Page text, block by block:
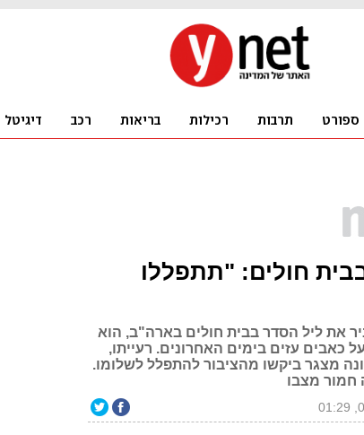
חולים: "תתפללו
את ליל הסדר בבית חולים בארה"ב, הוא
כאבים עזים בימים האחרונים. רעייתו,
מצגר ביקשו מהציבור להתפלל לשלומו.
חמור מצבו